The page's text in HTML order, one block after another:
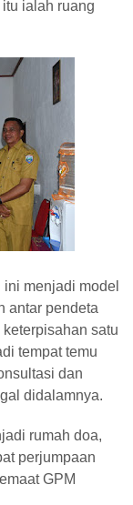
ialah ruang
menjadi model
antar pendeta
satu
tempat temu
dan
didalamnya.
rumah doa,
perjumpaan
GPM